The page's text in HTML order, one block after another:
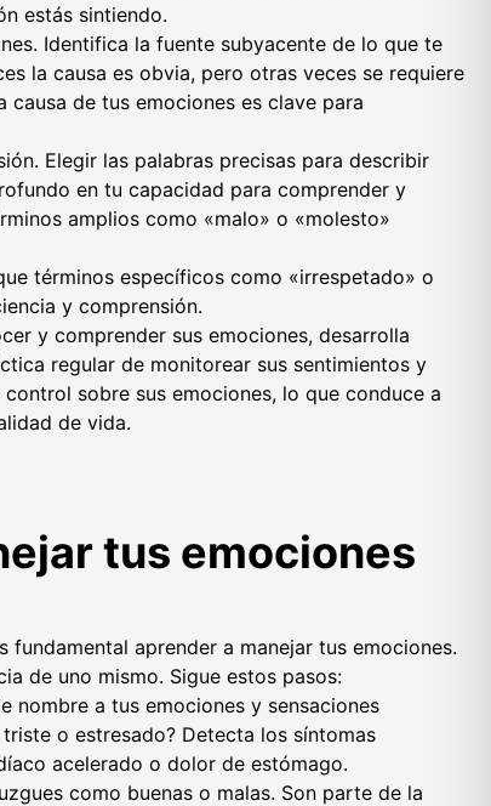
estás sintiendo.
Identifica la fuente subyacente de lo que te
la causa es obvia, pero otras veces se requiere
de tus emociones es clave para
Elegir las palabras precisas para describir
en tu capacidad para comprender y
amplios como «malo» o «molesto»
términos específicos como «irrespetado» o
y comprensión.
y comprender sus emociones, desarrolla
regular de monitorear sus sentimientos y
sobre sus emociones, lo que conduce a
de vida.
tus emociones
fundamental aprender a manejar tus emociones.
de uno mismo. Sigue estos pasos:
nombre a tus emociones y sensaciones
o estresado? Detecta los síntomas
acelerado o dolor de estómago.
como buenas o malas. Son parte de la